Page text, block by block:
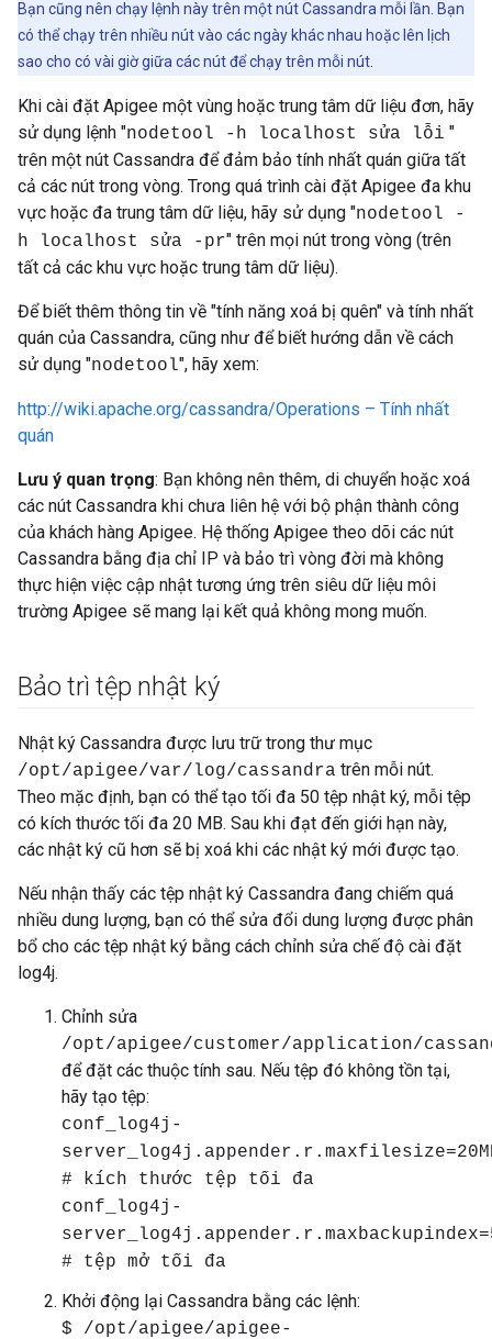
Bạn cũng nên chạy lệnh này trên một nút Cassandra mỗi lần. Bạn
có thể chạy trên nhiều nút vào các ngày khác nhau hoặc lên lịch
sao cho có vài giờ giữa các nút để chạy trên mỗi nút.
Khi cài đặt Apigee một vùng hoặc trung tâm dữ liệu đơn, hãy
sử dụng lệnh "nodetool -h localhost sửa lỗi "
trên một nút Cassandra để đảm bảo tính nhất quán giữa tất
cả các nút trong vòng. Trong quá trình cài đặt Apigee đa khu
vực hoặc đa trung tâm dữ liệu, hãy sử dụng "nodetool -
h localhost sửa -pr" trên mọi nút trong vòng (trên
tất cả các khu vực hoặc trung tâm dữ liệu).
Để biết thêm thông tin về "tính năng xoá bị quên" và tính nhất
quán của Cassandra, cũng như để biết hướng dẫn về cách
sử dụng "nodetool", hãy xem:
http://wiki.apache.org/cassandra/Operations – Tính nhất
quán
Lưu ý quan trọng: Bạn không nên thêm, di chuyển hoặc xoá
các nút Cassandra khi chưa liên hệ với bộ phận thành công
của khách hàng Apigee. Hệ thống Apigee theo dõi các nút
Cassandra bằng địa chỉ IP và bảo trì vòng đời mà không
thực hiện việc cập nhật tương ứng trên siêu dữ liệu môi
trường Apigee sẽ mang lại kết quả không mong muốn.
Bảo trì tệp nhật ký
Nhật ký Cassandra được lưu trữ trong thư mục
/opt/apigee/var/log/cassandra trên mỗi nút.
Theo mặc định, bạn có thể tạo tối đa 50 tệp nhật ký, mỗi tệp
có kích thước tối đa 20 MB. Sau khi đạt đến giới hạn này,
các nhật ký cũ hơn sẽ bị xoá khi các nhật ký mới được tạo.
Nếu nhận thấy các tệp nhật ký Cassandra đang chiếm quá
nhiều dung lượng, bạn có thể sửa đổi dung lượng được phân
bổ cho các tệp nhật ký bằng cách chỉnh sửa chế độ cài đặt
log4j.
Chỉnh sửa
/opt/apigee/customer/application/
để đặt các thuộc tính sau. Nếu tệp đó không tồn tại,
hãy tạo tệp:
conf_log4j-
# kích thước tệp tối đa
conf_log4j-
# tệp mở tối đa
Khởi động lại Cassandra bằng các lệnh:
$ /opt/apigee/apigee-